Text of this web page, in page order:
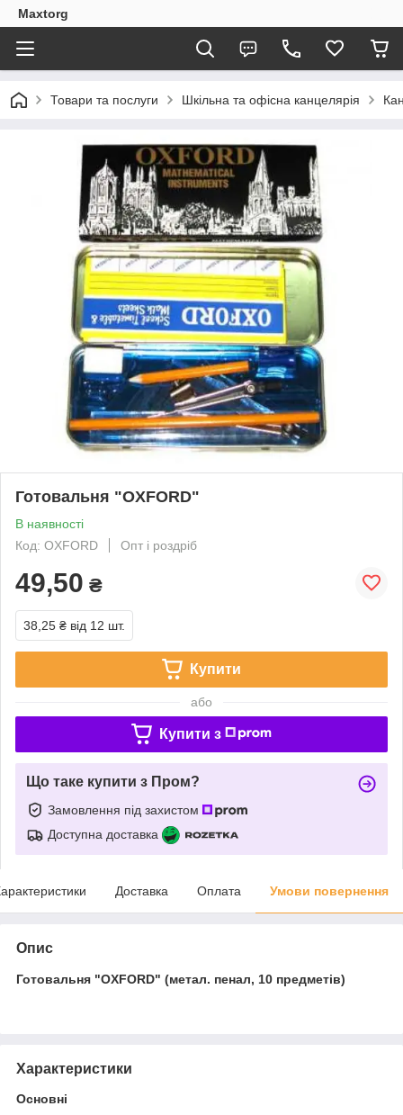
Maxtorg
Товари та послуги Шкільна та офісна канцелярія
Готовальня "OXFORD"
В наявності
Код: OXFORD
Опт і роздріб
49,50 ₴
38,25 ₴ від 12 шт.
Купити
або
Купити з
Що таке купити з Пром?
Замовлення під захистом
Доступна доставка
Доставка Оплата Умови повернення
Опис
Готовальня "OXFORD" (метал. пенал, 10 предметів)
Характеристики
Основні